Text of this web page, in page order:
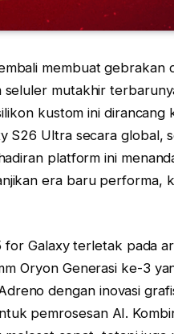
membuat gebrakan
mutakhir
kustom ini dirancang
S26 Ultra secara global,
platform ini
era baru performa,
Galaxy terletak pada
Oryon Generasi ke-3
dengan inovasi
pemrosesan AI.